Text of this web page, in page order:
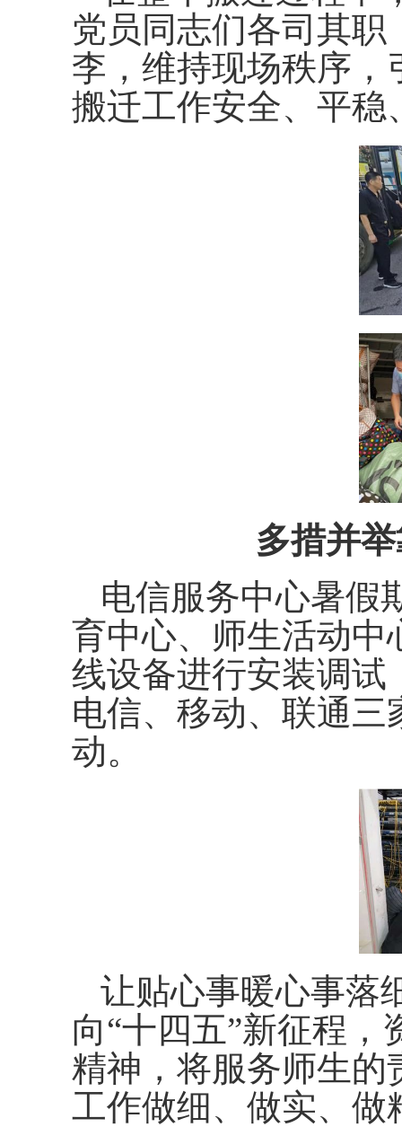
党员同志们各司其
李，维持现场秩序
搬迁工作安全、平稳
多措并
电信服务中心暑假
育中心、师生活动中
线设备进行安装调试
电信、移动、联通
动。
让贴心事暖心事落
向“十四五”新征程
精神，将服务师生的
工作做细、做实、做